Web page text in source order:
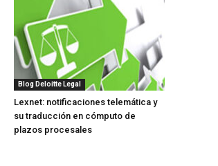
Blog Deloitte Legal
Lexnet: notificaciones telemática y
su traducción en cómputo de
plazos procesales